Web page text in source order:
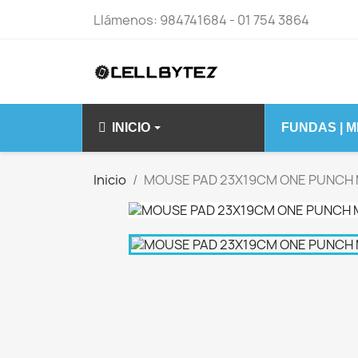
Llámenos: 984741684 - 01 754 3864
INICIO
IPHONE 14
IPHONE 14 PRO
FUNDAS |
Inicio MOUSE PAD 23X19CM ONE